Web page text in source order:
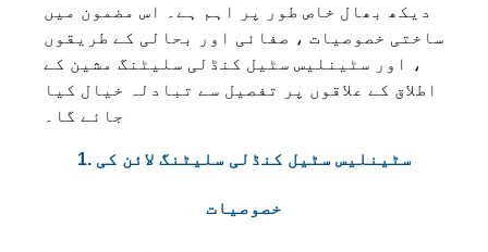
دیکھ بھال خاص طور پر اہم ہے۔ اس مضمون میں
ساختی خصوصیات ، صفائی اور بحالی کے طریقوں
، اور سٹینلیس سٹیل کنڈلی سلیٹنگ مشین کے
اطلاق کے علاقوں پر تفصیل سے تبادلہ خیال کیا
جائے گا۔
1. سٹینلیس سٹیل کنڈلی سلیٹنگ لائن کی
خصوصیات